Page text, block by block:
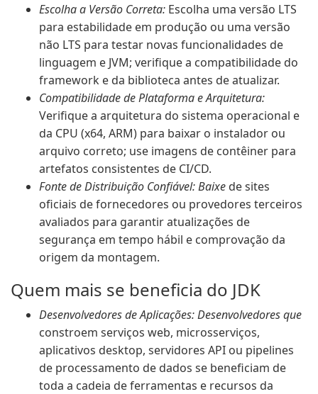
Escolha a Versão Correta: Escolha uma versão LTS
para estabilidade em produção ou uma versão
não LTS para testar novas funcionalidades de
linguagem e JVM; verifique a compatibilidade do
framework e da biblioteca antes de atualizar.
Compatibilidade de Plataforma e Arquitetura:
Verifique a arquitetura do sistema operacional e
da CPU (x64, ARM) para baixar o instalador ou
arquivo correto; use imagens de contêiner para
artefatos consistentes de CI/CD.
Fonte de Distribuição Confiável: Baixe de sites
oficiais de fornecedores ou provedores terceiros
avaliados para garantir atualizações de
segurança em tempo hábil e comprovação da
origem da montagem.
Quem mais se beneficia do JDK
Desenvolvedores de Aplicações: Desenvolvedores que
constroem serviços web, microsserviços,
aplicativos desktop, servidores API ou pipelines
de processamento de dados se beneficiam de
toda a cadeia de ferramentas e recursos da